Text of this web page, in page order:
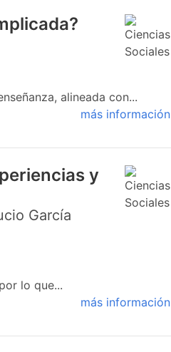
alineada con...
más información
y
García
lo que...
más información